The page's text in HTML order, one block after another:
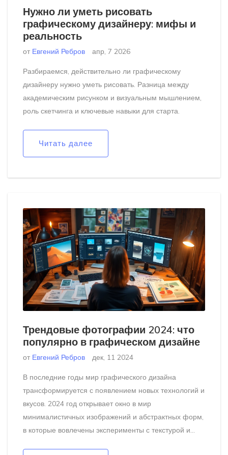
Нужно ли уметь рисовать
графическому дизайнеру: мифы и
реальность
от Евгений Ребров апр, 7 2026
Разбираемся, действительно ли графическому
дизайнеру нужно уметь рисовать. Разница между
академическим рисунком и визуальным мышлением,
роль скетчинга и ключевые навыки для старта.
Читать далее
Трендовые фотографии 2024: что
популярно в графическом дизайне
от Евгений Ребров дек, 11 2024
В последние годы мир графического дизайна
трансформируется с появлением новых технологий и
вкусов. 2024 год открывает окно в мир
минималистичных изображений и абстрактных форм,
в которые вовлечены эксперименты с текстурой и